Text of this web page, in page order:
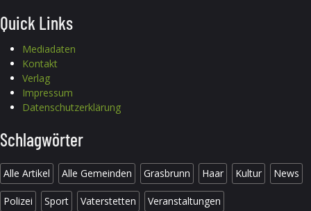
Quick Links
Mediadaten
Kontakt
Verlag
Impressum
Datenschutzerklärung
Schlagwörter
Alle Artikel Alle Gemeinden Grasbrunn Haar Kultur News
Polizei Sport Vaterstetten Veranstaltungen